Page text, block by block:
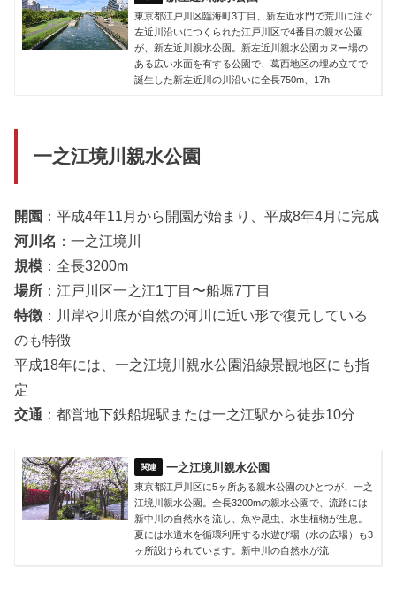
東京都江戸川区臨海町3丁目、新左近水門で荒川に注ぐ
左近川沿いにつくられた江戸川区で4番目の親水公園
が、新左近川親水公園。新左近川親水公園カヌー場の
ある広い水面を有する公園で、葛西地区の埋め立てで
誕生した新左近川の川沿いに全長750m、17h
一之江境川親水公園
開園 ：平成4年11月から開園が始まり、平成8年4月に完成
河川名 ：一之江境川
規模 ：全長3200m
場所 ：江戸川区一之江1丁目〜船堀7丁目
特徴 ：川岸や川底が自然の河川に近い形で復元している
のも特徴
平成18年には、一之江境川親水公園沿線景観地区にも指
定
交通 ：都営地下鉄船堀駅または一之江駅から徒歩10分
一之江境川親水公園
東京都江戸川区に5ヶ所ある親水公園のひとつが、一之
江境川親水公園。全長3200mの親水公園で、流路には
新中川の自然水を流し、魚や昆虫、水生植物が生息。
夏には水道水を循環利用する水遊び場（水の広場）も3
ヶ所設けられています。新中川の自然水が流